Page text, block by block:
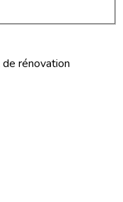
rénovation